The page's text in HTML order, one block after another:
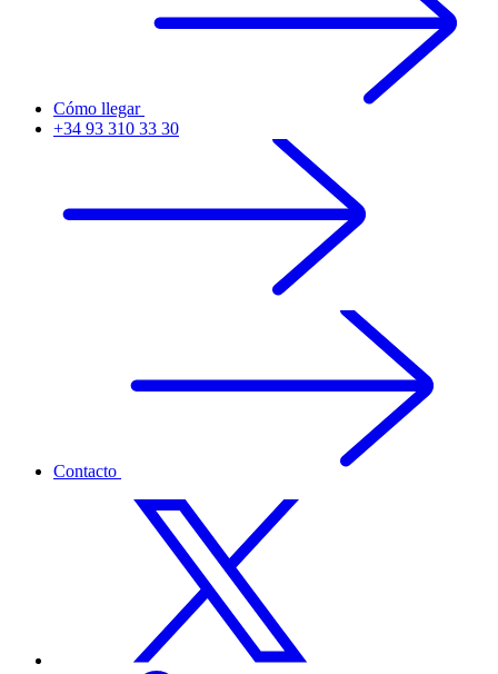
Cómo llegar
+34 93 310 33 30
Contacto